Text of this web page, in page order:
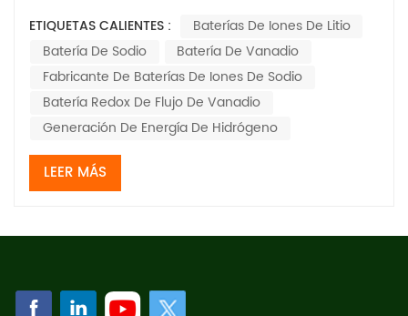
nuevas energías siguen creciendo. De enero a junio de
2024, la producción y ventas de vehículos de nueva
energía de mi país alcan...
ETIQUETAS CALIENTES :
Baterías De Iones De Litio
Batería De Sodio
Batería De Vanadio
Fabricante De Baterías De Iones De Sodio
Batería Redox De Flujo De Vanadio
Generación De Energía De Hidrógeno
LEER MÁS